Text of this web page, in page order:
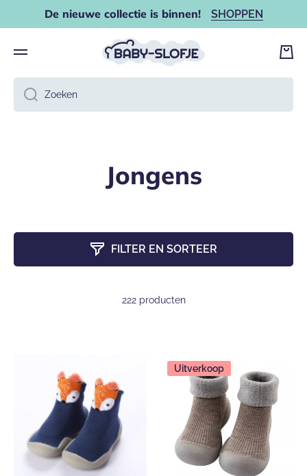
DOORGAAN NAAR ARTIKEL
De nieuwe collectie is binnen! SHOPPEN
Zoeken
Jongens
FILTER EN SORTEER
222 producten
Uitverkoop